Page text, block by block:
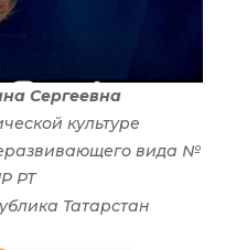
Сергеевна
культуре
вида №
РТ
Татарстан